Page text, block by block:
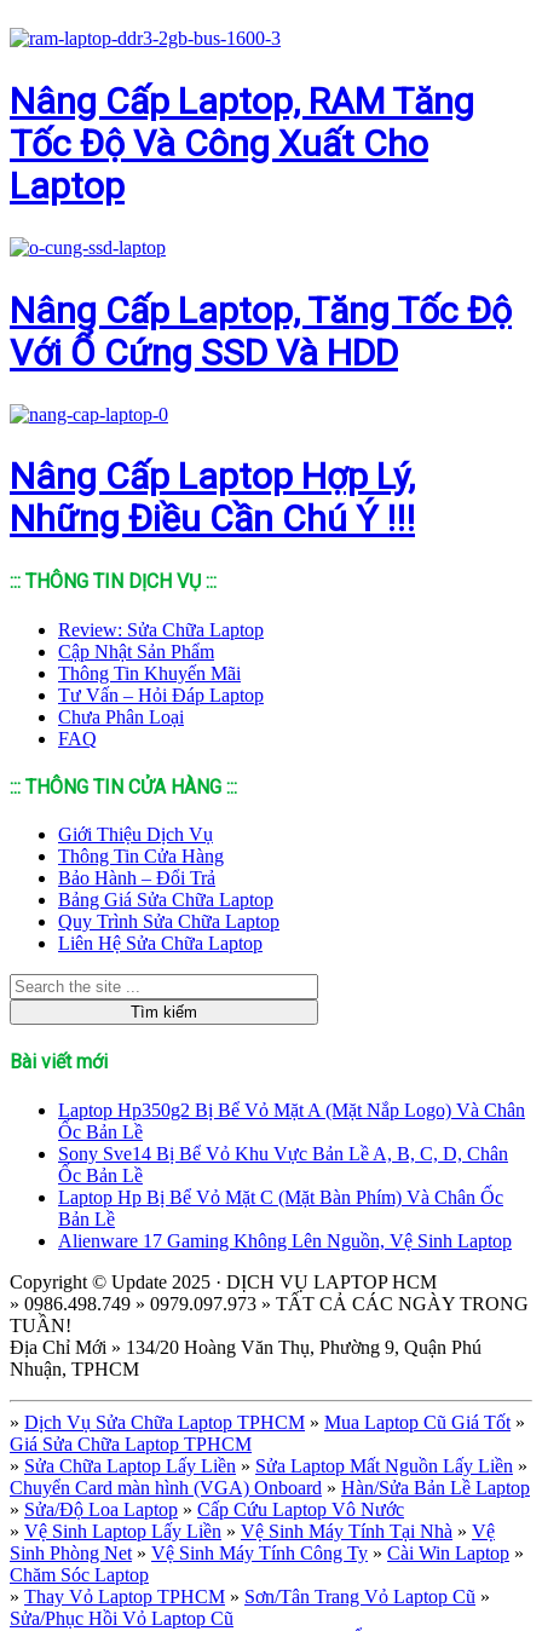
Nâng Cấp Laptop, RAM Tăng
Tốc Độ Và Công Xuất Cho
Laptop
Nâng Cấp Laptop, Tăng Tốc Độ
Với Ổ Cứng SSD Và HDD
Nâng Cấp Laptop Hợp Lý,
Những Điều Cần Chú Ý !!!
::: THÔNG TIN DỊCH VỤ :::
Review: Sửa Chữa Laptop
Cập Nhật Sản Phẩm
Thông Tin Khuyến Mãi
Tư Vấn – Hỏi Đáp Laptop
Chưa Phân Loại
FAQ
::: THÔNG TIN CỬA HÀNG :::
Giới Thiệu Dịch Vụ
Thông Tin Cửa Hàng
Bảo Hành – Đổi Trả
Bảng Giá Sửa Chữa Laptop
Quy Trình Sửa Chữa Laptop
Liên Hệ Sửa Chữa Laptop
Bài viết mới
Laptop Hp350g2 Bị Bể Vỏ Mặt A (Mặt Nắp Logo) Và Chân
Ốc Bản Lề
Sony Sve14 Bị Bể Vỏ Khu Vực Bản Lề A, B, C, D, Chân
Ốc Bản Lề
Laptop Hp Bị Bể Vỏ Mặt C (Mặt Bàn Phím) Và Chân Ốc
Bản Lề
Alienware 17 Gaming Không Lên Nguồn, Vệ Sinh Laptop
Copyright © Update 2025 · DỊCH VỤ LAPTOP HCM
» 0986.498.749 » 0979.097.973 » TẤT CẢ CÁC NGÀY TRONG
TUẦN!
Địa Chỉ Mới » 134/20 Hoàng Văn Thụ, Phường 9, Quận Phú
Nhuận, TPHCM
» Dịch Vụ Sửa Chữa Laptop TPHCM » Mua Laptop Cũ Giá Tốt »
Giá Sửa Chữa Laptop TPHCM
» Sửa Chữa Laptop Lấy Liền » Sửa Laptop Mất Nguồn Lấy Liền »
Chuyển Card màn hình (VGA) Onboard » Hàn/Sửa Bản Lề Laptop
» Sửa/Độ Loa Laptop » Cấp Cứu Laptop Vô Nước
» Vệ Sinh Laptop Lấy Liền » Vệ Sinh Máy Tính Tại Nhà » Vệ
Sinh Phòng Net » Vệ Sinh Máy Tính Công Ty » Cài Win Laptop »
Chăm Sóc Laptop
» Thay Vỏ Laptop TPHCM » Sơn/Tân Trang Vỏ Laptop Cũ »
Sửa/Phục Hồi Vỏ Laptop Cũ